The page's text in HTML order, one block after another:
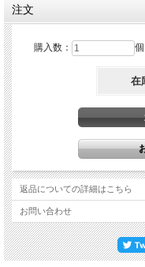
打ってつけで、その見事なハー
わえる。もっともギタリストが
います。そんなクリューガー時
ット曲ということもあって歓声
ハーモニーワークも冴えまくる
しての比重が下がったメイスン
「So Good to be Home」では
ってくれている。もちろん十八
らにギターを弾きまくり。この
ニューアルバムからキャロル・
Tomorrow」凄まじい盛り上が
べて音源の乏しかった1978年の
STEREO SBD (75:57) 1. Tuning
Pearly Queen 5. Every Woman
High (Rock Me Baby & Roll Me
11. Takin' the Time to Find 12.
Warm & Tender Love 15. Will
Outro Dave Mason - Guitar/
注文
購入数： 個
在
返品についての詳細はこちら
お問い合わせ